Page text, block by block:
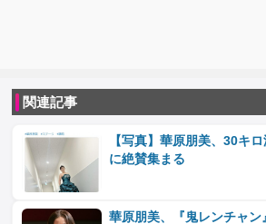
関連記事
【写真】華原朋美、30キ
に絶賛集まる
華原朋美、『鬼レンチャン